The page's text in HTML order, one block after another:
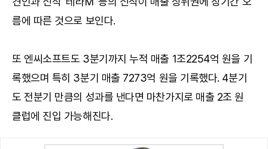
름에 따른 것으로 보인다.
또 엔씨소프트도 3분기까지 누적 매출 1조2254억 원을 기
록했으며 특히 3분기 매출 7273억 원을 기록했다. 4분기
도 전분기 만큼의 성과를 낸다면 마찬가지로 매출 2조 원
클럽에 진입 가능해진다.